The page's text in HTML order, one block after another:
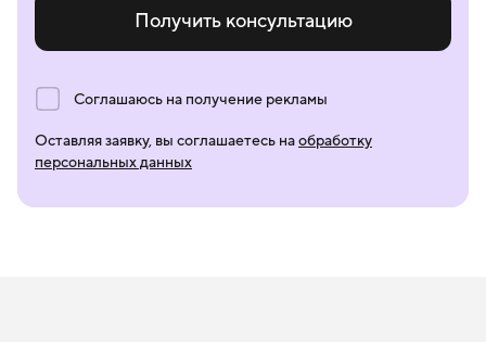
Получить консультацию
Соглашаюсь на получение рекламы
Оставляя заявку, вы соглашаетесь наобработку
персональных данных